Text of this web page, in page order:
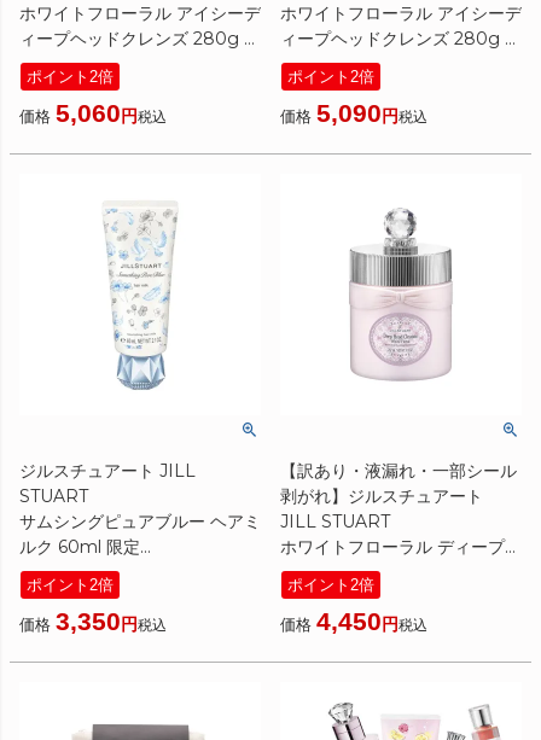
ホワイトフローラル アイシーデ
ィープヘッドクレンズ 280g 限
定
[ ヘッドクレンズ ] ☆アウトレ
ット
ポイント2倍
価格 5,060 税込
ホワイトフローラル アイシーデ
ィープヘッドクレンズ 280g 限
定
[ ヘッドクレンズ ]
ポイント2倍
価格 5,090 税込
ジルスチュアート JILL
STUART
サムシングピュアブルー ヘアミ
ルク 60ml 限定
[ ヘアケア ] 2026夏
ポイント2倍
価格 3,350 税込
【訳あり・液漏れ・一部シール
剥がれ】ジルスチュアート
JILL STUART
ホワイトフローラル ディープヘ
ッドクレンズ 280g
[ ヘッドクレンズ ]
ポイント2倍
価格 4,450 税込